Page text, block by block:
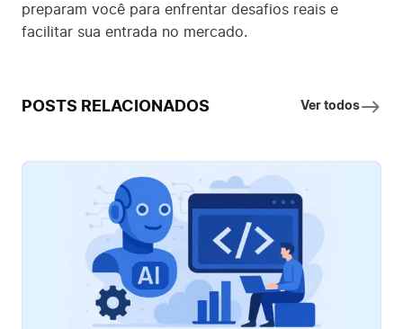
preparam você para enfrentar desafios reais e
facilitar sua entrada no mercado.
POSTS RELACIONADOS Ver todos